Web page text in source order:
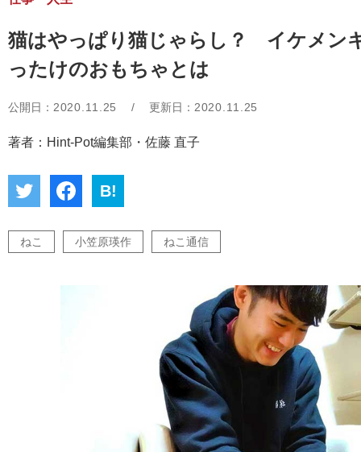
猫はやっぱり猫じゃらし？ イケメン
ったけのおもちゃとは
公開日： 2020.11.25 / 更新日： 2020.11.25
著者：Hint-Pot編集部・佐藤 直子
B!
ねこ 小笠原瑛作 ねこ通信